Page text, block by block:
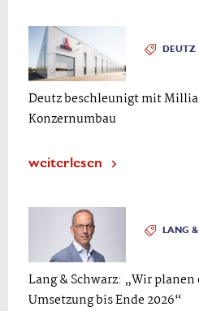
DEUTZ
Deutz beschleunigt mit
Konzernumbau
weiterlesen
LANG
Lang & Schwarz: „Wir
Umsetzung bis Ende 2026“